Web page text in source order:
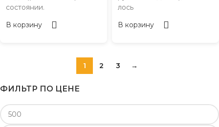
ФИЛЬТР ПО ЦЕНЕ
состоянии.
В корзину
лось
В корзину
1 2 3 →